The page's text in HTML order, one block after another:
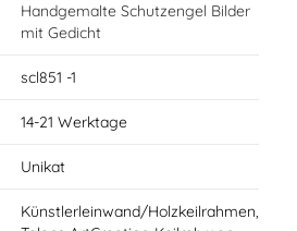
Handgemalte Schutzengel Bilder
mit Gedicht
scl851 -1
14-21 Werktage
Unikat
Künstlerleinwand/Holzkeilrahmen,